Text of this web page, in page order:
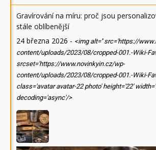
Gravírování na míru: proč jsou
stále oblíbenější
24 března 2026 - <img alt='' src='https://
content/uploads/2023/08/cropped-001.-Wiki-
srcset='https://www.novinkyin.cz/wp-
content/uploads/2023/08/cropped-001.-Wiki-
class='avatar avatar-22 photo' height='22'
decoding='async'/>